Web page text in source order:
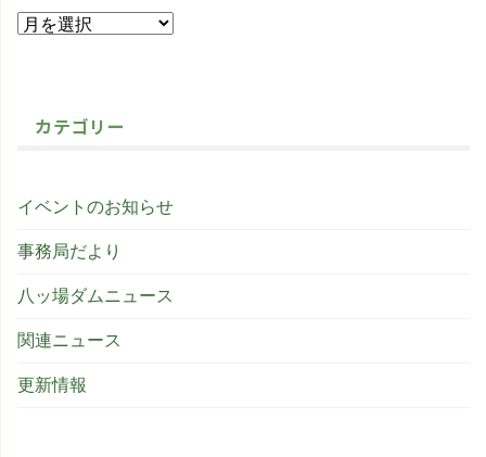
カテゴリー
イベントのお知らせ
事務局だより
八ッ場ダムニュース
関連ニュース
更新情報